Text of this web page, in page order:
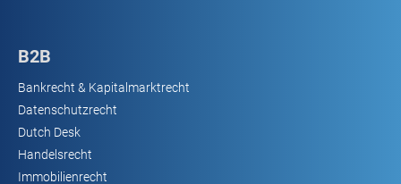
B2B
Bankrecht & Kapitalmarktrecht
Datenschutzrecht
Dutch Desk
Handelsrecht
Immobilienrecht